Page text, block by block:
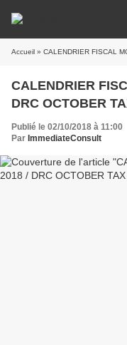
Accueil » CALENDRIER FISCAL
CALENDRIER
DRC OCTOBER
Publié le 02/10/2018 à 11:00
Par ImmediateConsult